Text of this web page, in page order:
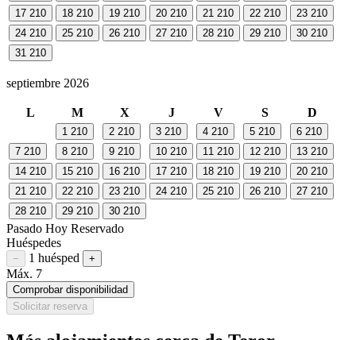
17 210 18 210 19 210 20 210 21 210 22 210 23 210
24 210 25 210 26 210 27 210 28 210 29 210 30 210
31 210
septiembre 2026
L M X J V S D
1 210 2 210 3 210 4 210 5 210 6 210
7 210 8 210 9 210 10 210 11 210 12 210 13 210
14 210 15 210 16 210 17 210 18 210 19 210 20 210
21 210 22 210 23 210 24 210 25 210 26 210 27 210
28 210 29 210 30 210
Pasado Hoy Reservado
Huéspedes
Restar huésped
− 1 huésped Sumar huésped
+
Máx. 7
Comprobar disponibilidad
Solicitar reserva